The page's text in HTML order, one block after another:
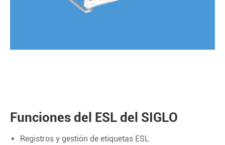
Funciones del ESL del SIGLO
Registros y gestión de etiquetas ESL